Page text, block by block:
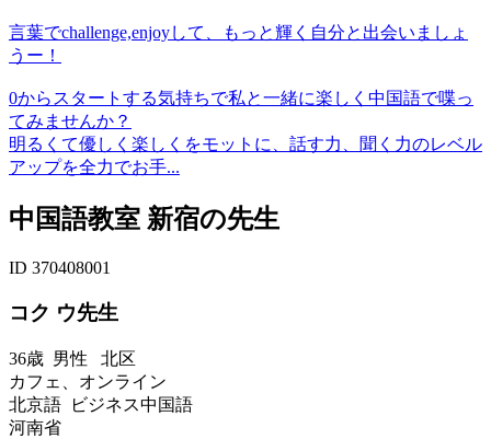
言葉でchallenge,enjoyして、もっと輝く自分と出会いましょ
うー！
0からスタートする気持ちで私と一緒に楽しく中国語で喋っ
てみませんか？
明るくて優しく楽しくをモットに、話す力、聞く力のレベル
アップを全力でお手...
中国語教室 新宿の先生
ID 370408001
コク ウ先生
36歳 男性 北区
カフェ、オンライン
北京語 ビジネス中国語
河南省